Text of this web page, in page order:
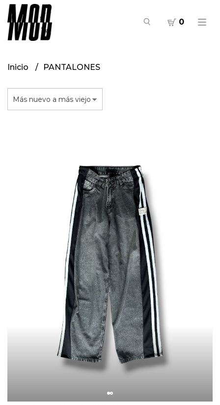
0
Inicio PANTALONES